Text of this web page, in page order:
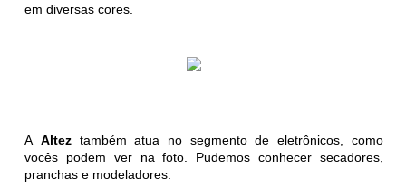
em diversas cores.
AAltez também atua no segmento de eletrônicos, como
vocês podem ver na foto. Pudemos conhecer secadores,
pranchas e modeladores.